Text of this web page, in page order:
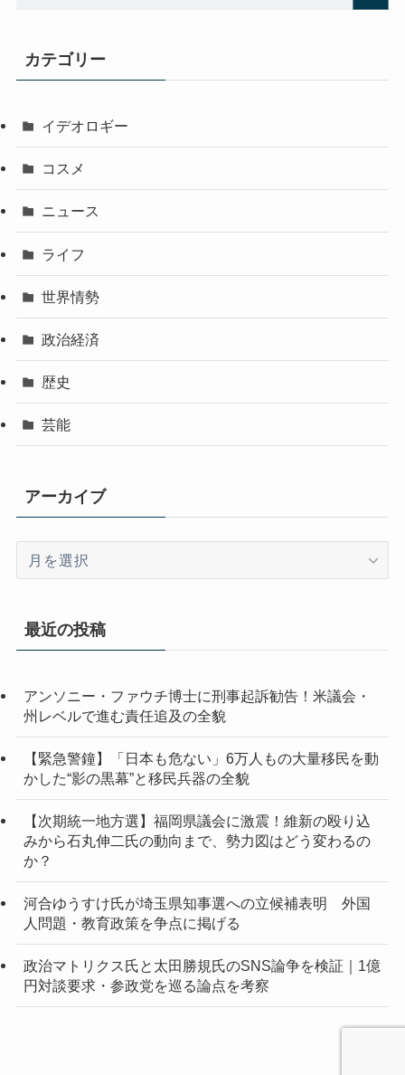
カテゴリー
イデオロギー
コスメ
ニュース
ライフ
世界情勢
政治経済
歴史
芸能
アーカイブ
イ
最近の投稿
アンソニー・ファウチ博士に刑事起訴勧告！米議会・
州レベルで進む責任追及の全貌
【緊急警鐘】「日本も危ない」6万人もの大量移民を動
かした“影の黒幕”と移民兵器の全貌
【次期統一地方選】福岡県議会に激震！維新の殴り込
みから石丸伸二氏の動向まで、勢力図はどう変わるの
か？
河合ゆうすけ氏が埼玉県知事選への立候補表明 外国
人問題・教育政策を争点に掲げる
政治マトリクス氏と太田勝規氏のSNS論争を検証｜1億
円対談要求・参政党を巡る論点を考察